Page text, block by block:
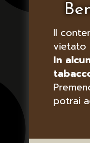
Il
vietato
In
potrai